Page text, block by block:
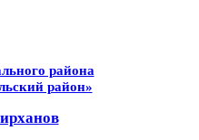
района
район»